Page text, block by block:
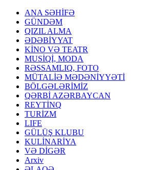
ANA SƏHİFƏ
GÜNDƏM
QIZIL ALMA
ƏDƏBİYYAT
KİNO VƏ TEATR
MUSİQİ, MODA
RƏSSAMLIQ, FOTO
MÜTALİƏ MƏDƏNİYYƏTİ
BÖLGƏLƏRİMİZ
QƏRBİ AZƏRBAYCAN
REYTİNQ
TURİZM
LIFE
GÜLÜŞ KLUBU
KULİNARİYA
VƏ DİGƏR
Arxiv